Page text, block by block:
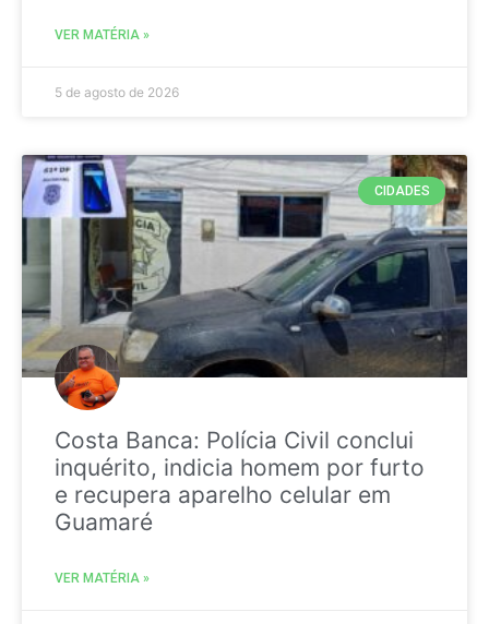
VER MATÉRIA »
5 de agosto de 2026
CIDADES
Costa Banca: Polícia Civil conclui
inquérito, indicia homem por furto
e recupera aparelho celular em
Guamaré
VER MATÉRIA »